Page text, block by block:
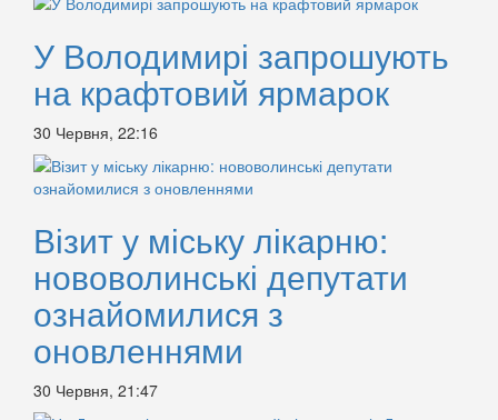
У Володимирі запрошують
на крафтовий ярмарок
30 Червня, 22:16
Візит у міську лікарню:
нововолинські депутати
ознайомилися з
оновленнями
30 Червня, 21:47